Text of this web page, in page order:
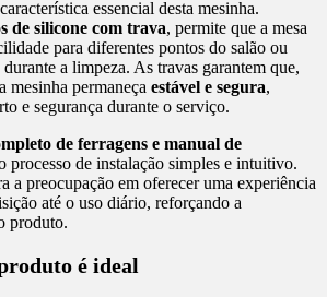
essencial desta mesinha.
de silicone com trava, permite que a mesa
para diferentes pontos do salão ou
a limpeza. As travas garantem que,
mesinha permaneça estável e segura,
e segurança durante o serviço.
de ferragens e manual de
processo de instalação simples e intuitivo.
a preocupação em oferecer uma experiência
até o uso diário, reforçando a
produto.
é ideal